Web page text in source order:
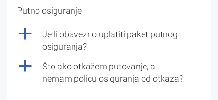
Putno osiguranje
a
Je li obavezno uplatiti paket putnog
osiguranja?
a
Što ako otkažem putovanje, a
nemam policu osiguranja od otkaza?